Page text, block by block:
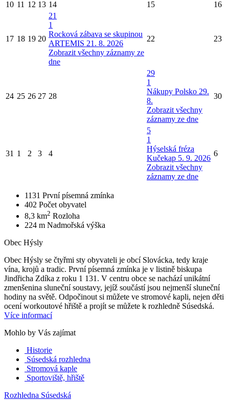
10 11 12 13 14 15 16
17 18 19 20
21
1
Rocková zábava se skupinou
ARTEMIS 21. 8. 2026
Zobrazit všechny záznamy ze
dne
22 23
24 25 26 27 28
29
1
Nákupy Polsko 29.
8.
Zobrazit všechny
záznamy ze dne
30
31 1 2 3 4
5
1
Hýselská fréza
Kučekap 5. 9. 2026
Zobrazit všechny
záznamy ze dne
6
1131 První písemná zmínka
402 Počet obyvatel
8,3 km2 Rozloha
224 m Nadmořská výška
Obec Hýsly
Obec Hýsly se čtyřmi sty obyvateli je obcí Slovácka, tedy kraje
vína, krojů a tradic. První písemná zmínka je v listině biskupa
Jindřicha Zdíka z roku 1 131. V centru obce se nachází unikátní
zmenšenina sluneční soustavy, jejíž součástí jsou nejmenší sluneční
hodiny na světě. Odpočinout si můžete ve stromové kapli, nejen děti
ocení workoutové hřiště a projít se můžete k rozhledně Súsedská.
Více informací
Mohlo by Vás zajímat
Historie
Súsedská rozhledna
Stromová kaple
Sportoviště, hřiště
Rozhledna Súsedská